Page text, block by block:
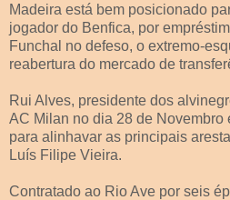
Madeira está bem posicionado
jogador do Benfica, por
Funchal no defeso, o extremo-
reabertura do mercado de
Rui Alves, presidente dos
AC Milan no dia 28 de Novembro
para alinhavar as principais
Luís Filipe Vieira.
Contratado ao Rio Ave por seis